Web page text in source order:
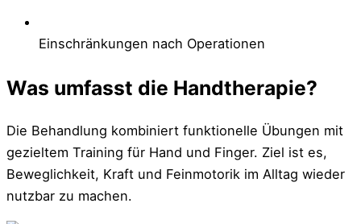
Einschränkungen nach Operationen
Was umfasst die Handtherapie?
Die Behandlung kombiniert funktionelle Übungen mit
gezieltem Training für Hand und Finger. Ziel ist es,
Beweglichkeit, Kraft und Feinmotorik im Alltag wieder
nutzbar zu machen.